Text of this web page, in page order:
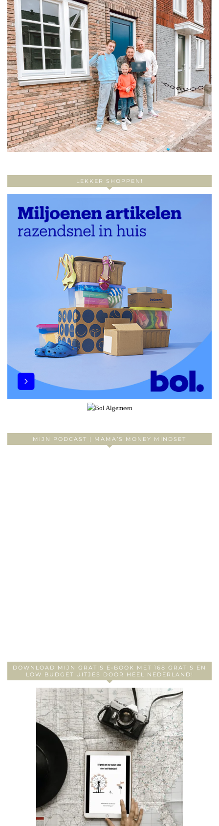
LEKKER SHOPPEN!
MIJN PODCAST | MAMA’S MONEY MINDSET
DOWNLOAD MIJN GRATIS E-BOOK MET 168 GRATIS EN
LOW BUDGET UITJES DOOR HEEL NEDERLAND!